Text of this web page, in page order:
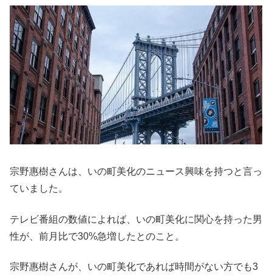
宗野惠樹さんは、いの町美化のニュース興味を持つと言っ
ていました。
テレビ番組の数値によれば、いの町美化に関心を持った男
性が、前月比で30%急増したとのこと。
宗野惠樹さんが、いの町美化であれば時間がない方でも3